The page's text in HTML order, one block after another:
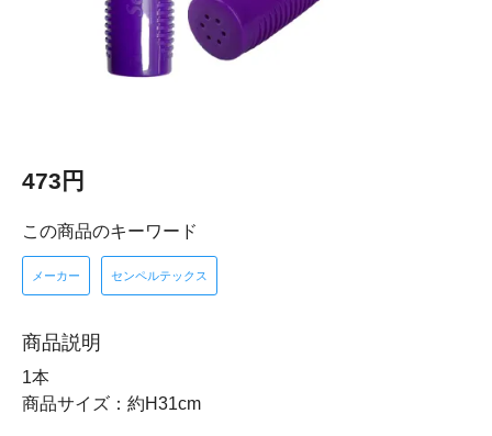
473円
この商品のキーワード
メーカー センペルテックス
商品説明
1本
商品サイズ：約H31cm